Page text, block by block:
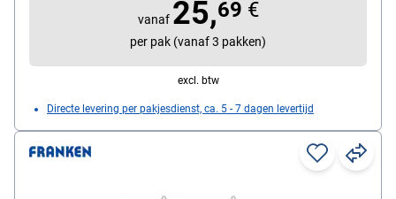
vanaf 25,69 €
per pak (vanaf 3 pakken)
excl. btw
Directe levering per pakjesdienst, ca. 5 - 7 dagen levertijd